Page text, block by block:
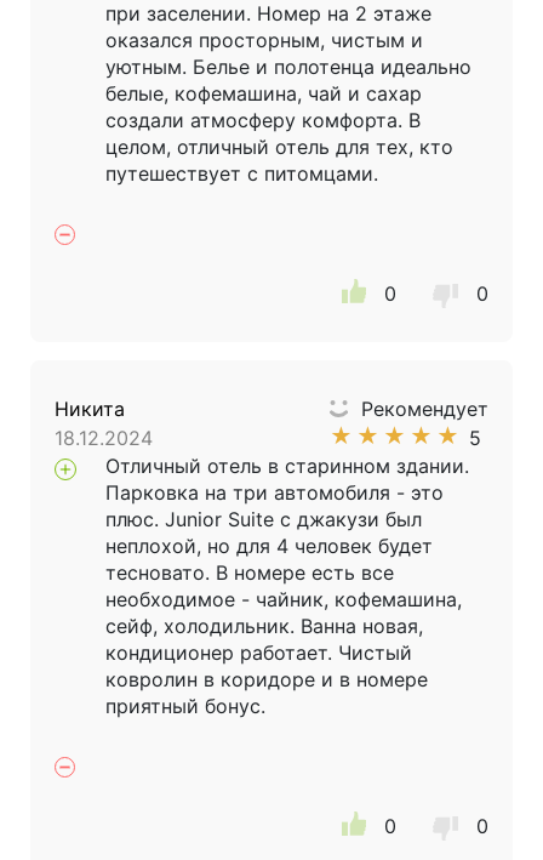
при заселении. Номер на 2 этаже
оказался просторным, чистым и
уютным. Белье и полотенца идеально
белые, кофемашина, чай и сахар
создали атмосферу комфорта. В
целом, отличный отель для тех, кто
путешествует с питомцами.
0 0
Никита
18.12.2024
Рекомендует
★ ★ ★ ★ ★ 5
Отличный отель в старинном здании.
Парковка на три автомобиля - это
плюс. Junior Suite с джакузи был
неплохой, но для 4 человек будет
тесновато. В номере есть все
необходимое - чайник, кофемашина,
сейф, холодильник. Ванна новая,
кондиционер работает. Чистый
ковролин в коридоре и в номере
приятный бонус.
0 0